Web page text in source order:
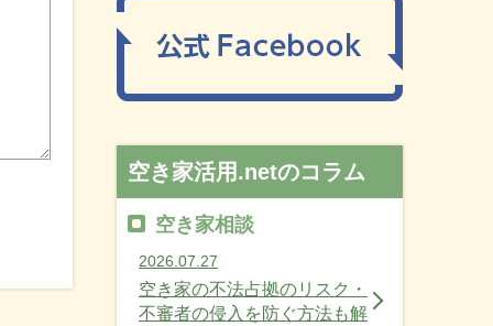
空き家活用.netのコラム
空き家相談
2026.07.27
空き家の不法占拠のリスク・
不審者の侵入を防ぐ方法も解